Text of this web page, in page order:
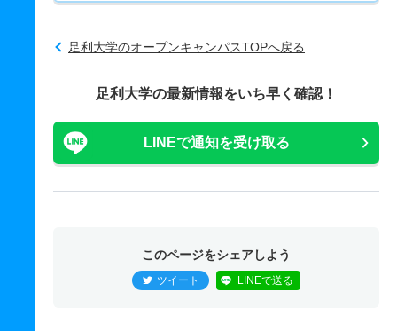
足利大学のオープンキャンパスTOPへ戻る
足利大学の最新情報をいち早く確認！
LINEで通知を受け取る
このページをシェアしよう
ツイート LINEで送る